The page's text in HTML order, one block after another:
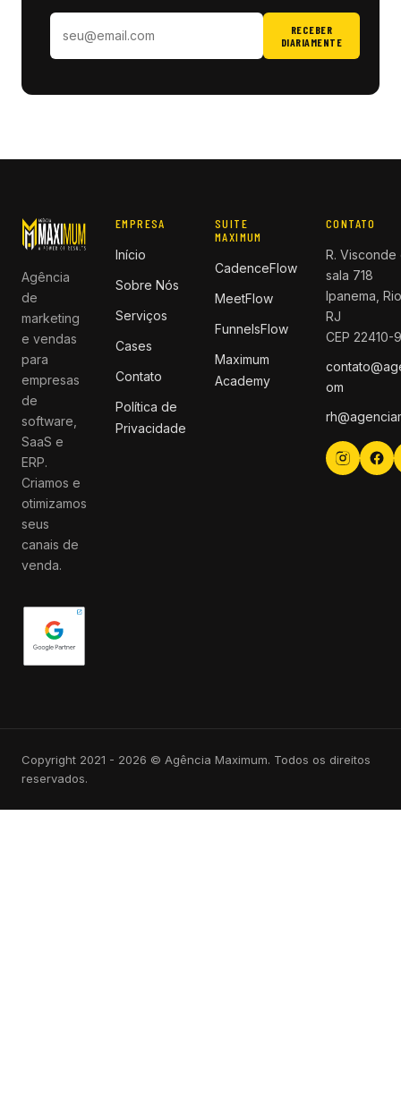
RECEBER
DIARIAMENTE
Agência
de
marketing
e vendas
para
empresas
de
software,
SaaS e
ERP.
Criamos e
otimizamos
seus
canais de
venda.
EMPRESA
Início
Sobre Nós
Serviços
Cases
Contato
Política de
Privacidade
SUITE
MAXIMUM
CadenceFlow
MeetFlow
FunnelsFlow
Maximum
Academy
CONTATO
R.
sala 718
Ipanema,
RJ
CEP 22410-
om
Copyright 2021 - 2026 © Agência Maximum. Todos os direitos
reservados.